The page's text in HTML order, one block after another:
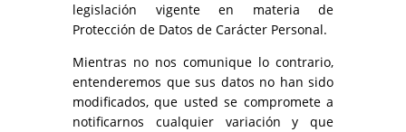
legislación vigente en materia de
Protección de Datos de Carácter Personal.
Mientras no nos comunique lo contrario,
entenderemos que sus datos no han sido
modificados, que usted se compromete a
notificarnos cualquier variación y que